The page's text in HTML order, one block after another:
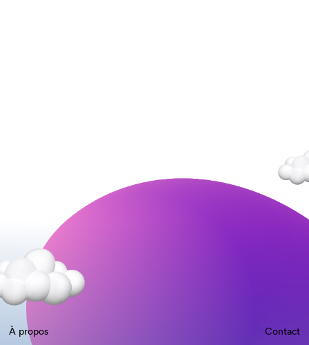
À propos
Contact